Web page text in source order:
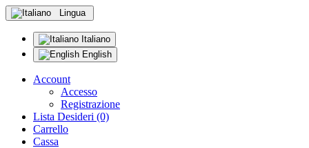
Lingua
Italiano
English
Account
Accesso
Registrazione
Lista Desideri (0)
Carrello
Cassa